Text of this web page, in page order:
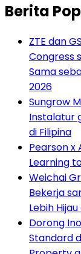
Berita
ZTE dan
Congress
Sama
2026
Sungrow
Instalatur
di Filipina
Pearson x
Learning
Weichai
Bekerja
Lebih
Dorong
Standard